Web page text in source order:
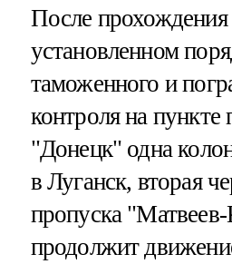
После прохождения
установленном
таможенного и
контроля на пункте
"Донецк" одна
в Луганск, вторая
пропуска
продолжит